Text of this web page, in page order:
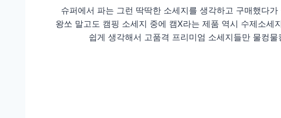
슈퍼에서 파는 그런 딱딱한 소세지를 생각하고 구매했다
왕쏘 말고도 캠핑 소세지 중에 캠X라는 제품 역시 수제소세
쉽게 생각해서 고품격 프리미엄 소세지들만 물컹